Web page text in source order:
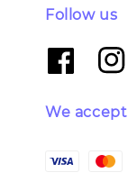
Follow us
We accept